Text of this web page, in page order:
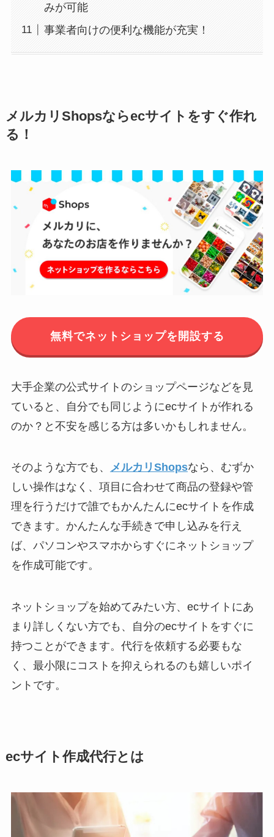
みが可能
事業者向けの便利な機能が充実！
メルカリShopsならecサイトをすぐ作れ
る！
無料でネットショップを開設する
大手企業の公式サイトのショップページなどを見
ていると、自分でも同じようにecサイトが作れる
のか？と不安を感じる方は多いかもしれません。
そのような方でも、 メルカリShopsなら、むずか
しい操作はなく、項目に合わせて商品の登録や管
理を行うだけで誰でもかんたんにecサイトを作成
できます。かんたんな手続きで申し込みを行え
ば、パソコンやスマホからすぐにネットショップ
を作成可能です。
ネットショップを始めてみたい方、ecサイトにあ
まり詳しくない方でも、自分のecサイトをすぐに
持つことができます。代行を依頼する必要もな
く、最小限にコストを抑えられるのも嬉しいポイ
ントです。
ecサイト作成代行とは